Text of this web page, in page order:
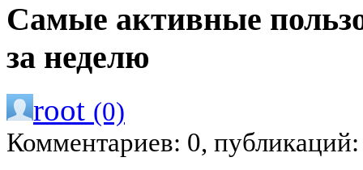
Самые активные
за неделю
root (0)
Комментариев: 0,